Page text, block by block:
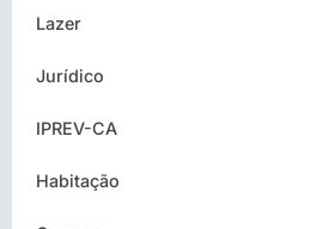
Lazer
Jurídico
IPREV-CA
Habitação